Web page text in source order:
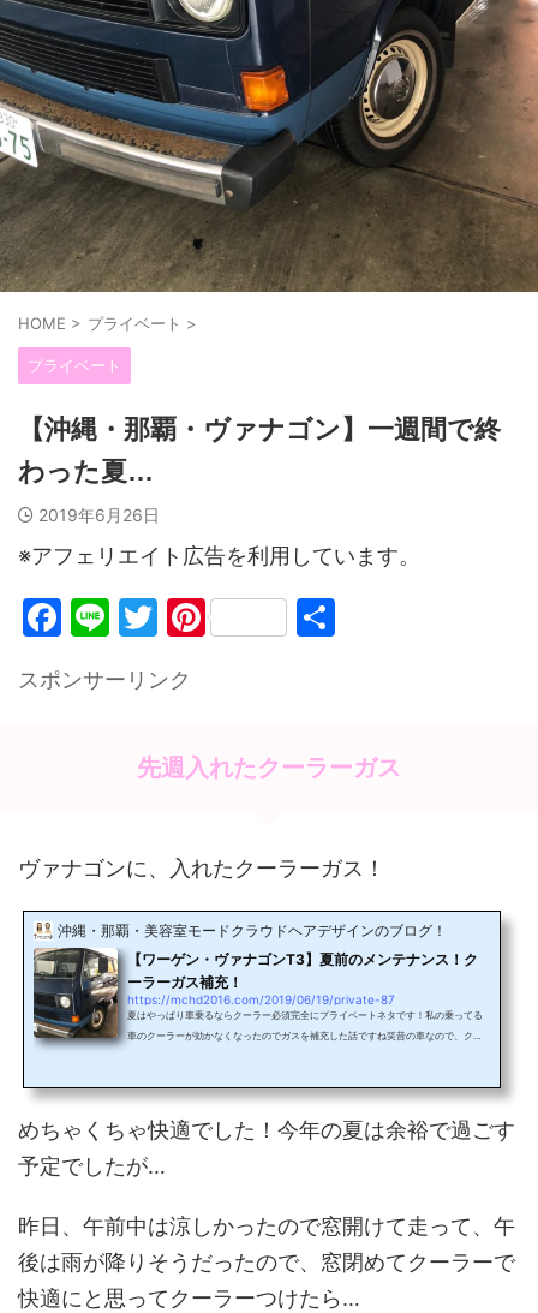
HOME > プライベート >
プライベート
【沖縄・那覇・ヴァナゴン】一週間で終
わった夏…
2019年6月26日
※アフェリエイト広告を利用しています。
F
c
o
k
Li
e
T
itt
Pi
st
スポンサーリンク
先週入れたクーラーガス
ヴァナゴンに、入れたクーラーガス！
沖縄・那覇・美容室モードクラウドヘアデザインのブログ！
【ワーゲン・ヴァナゴンT3】夏前のメンテナンス！ク
ーラーガス補充！
https://mchd2016.com/2019/06/19/private-87
夏はやっぱり車乗るならクーラー必須完全にプライベートネタです！私の乗ってる
車のクーラーが効かなくなったのでガスを補充した話ですね笑昔の車なので、クー
という車です！県内でもあまり見かけないですね！今回は具志川モービルさんでガ
ス交換この車は福岡にあるショップから買って、たまたまそのショップで働いてい
た方がうるま市でお店をやっているので、お願いしました！...
めちゃくちゃ快適でした！今年の夏は余裕で過ごす
予定でしたが…
昨日、午前中は涼しかったので窓開けて走って、午
後は雨が降りそうだったので、窓閉めてクーラーで
快適にと思ってクーラーつけたら…